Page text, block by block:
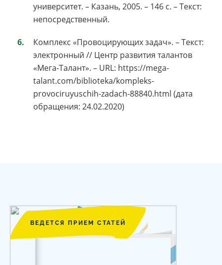
университет. – Казань, 2005. – 146 с. – Текст:
непосредственный.
Комплекс «Провоцирующих задач». – Текст:
электронный // Центр развития талантов
«Мега-Талант». – URL: https://mega-
talant.com/biblioteka/kompleks-
provociruyuschih-zadach-88840.html (дата
обращения: 24.02.2020)
ВЕДЕТСЯ ПРИЕМ СТАТЕЙ